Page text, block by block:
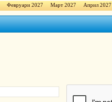
Февруари 2027 Март 2027 Април 2027